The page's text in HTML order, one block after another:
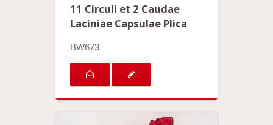
11 Circuli et 2 Caudae
Laciniae Capsulae Plica
BW673